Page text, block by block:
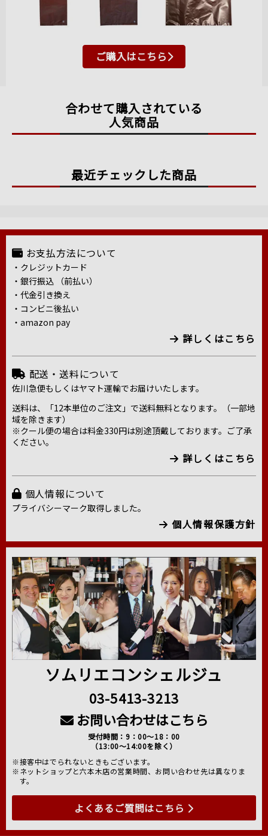
ご購入はこちら
合わせて購入されている
人気商品
最近チェックした商品
お支払方法について
・クレジットカード
・銀行振込 （前払い）
・代金引き換え
・コンビニ後払い
・amazon pay
詳しくはこちら
配送・送料について
佐川急便もしくはヤマト運輸でお届けいたします。
送料は、「12本単位のご注文」で送料無料となります。（一部地
域を除きます）
※クール便の場合は料金330円は別途頂戴しております。ご了承
ください。
詳しくはこちら
個人情報について
プライバシーマーク取得しました。
個人情報保護方針
ソムリエコンシェルジュ
03-5413-3213
お問い合わせはこちら
受付時間：9：00～18：00
（13:00～14:00を除く）
※接客中はでられないときもございます。
※ネットショップと六本木店の営業時間、お問い合わせ先は異なりま
す。
よくあるご質問はこちら